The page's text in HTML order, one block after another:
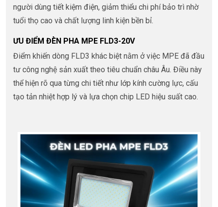
người dùng tiết kiệm điện, giảm thiểu chi phí bảo trì nhờ
tuổi thọ cao và chất lượng linh kiện bền bỉ.
ƯU ĐIỂM ĐÈN PHA MPE FLD3-20V
Điểm khiến dòng FLD3 khác biệt nằm ở việc MPE đã đầu
tư công nghệ sản xuất theo tiêu chuẩn châu Âu. Điều này
thể hiện rõ qua từng chi tiết như lớp kính cường lực, cấu
tạo tản nhiệt hợp lý và lựa chọn chip LED hiệu suất cao.